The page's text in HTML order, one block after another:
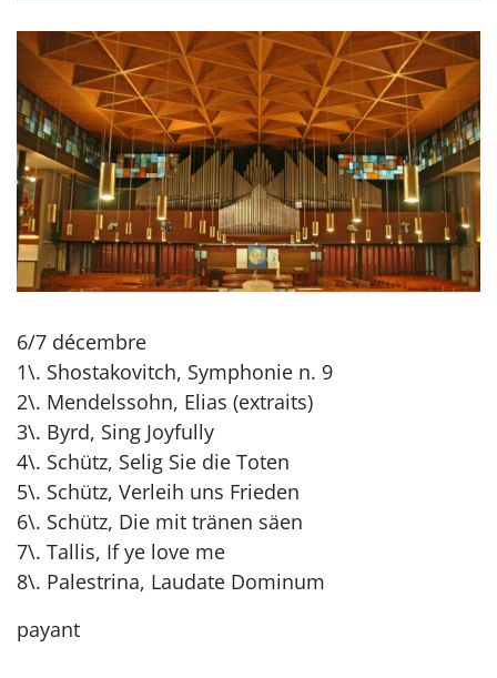
6/7 décembre
1\. Shostakovitch, Symphonie n. 9
2\. Mendelssohn, Elias (extraits)
3\. Byrd, Sing Joyfully
4\. Schütz, Selig Sie die Toten
5\. Schütz, Verleih uns Frieden
6\. Schütz, Die mit tränen säen
7\. Tallis, If ye love me
8\. Palestrina, Laudate Dominum
payant